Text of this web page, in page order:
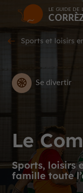
LE GUIDE DE
Sports et loisirs en intérieur à
Le
Sports, loisirs
famille toute
Se divertir